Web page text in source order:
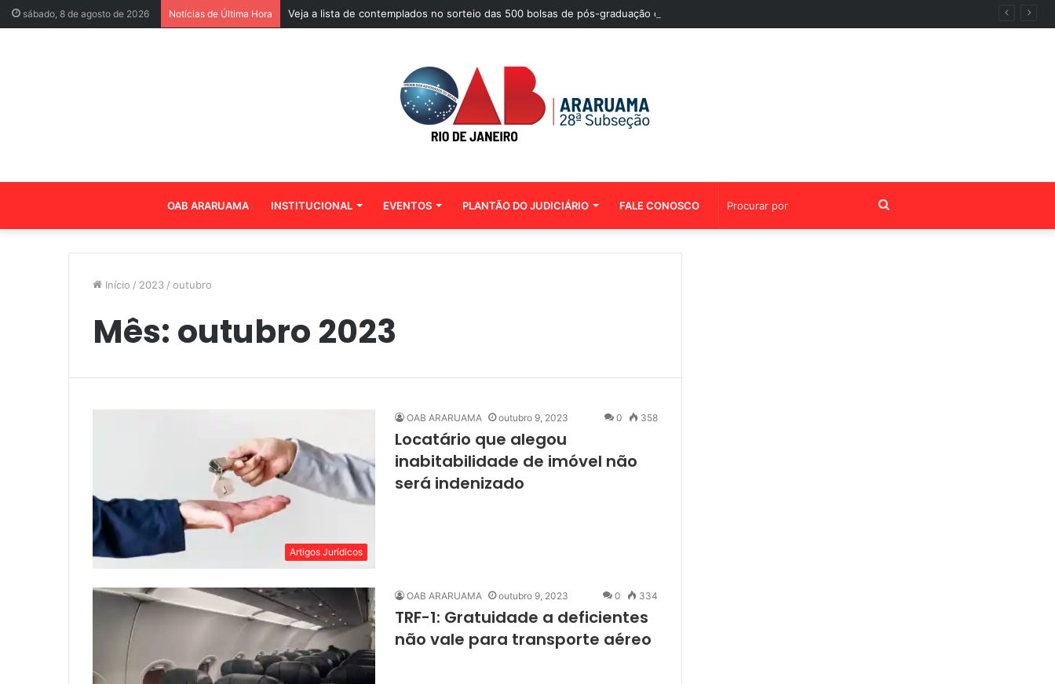
sábado, 8 de agosto de 2026 Notícias de Última Hora Veja a lista de contemplados no sorteio das 500 bolsas de pós-graduação da Mentoria da OABRJ
OAB ARARUAMA INSTITUCIONAL EVENTOS PLANTÃO DO JUDICIÁRIO FALE CONOSCO Procurar
Início / 2023 / outubro
Mês: outubro 2023
Artigos Jurídicos
OAB ARARUAMA outubro 9, 2023 0 358
Locatário que alegou
inabitabilidade de imóvel não
será indenizado
OAB ARARUAMA outubro 9, 2023 0 334
TRF-1: Gratuidade a deficientes
não vale para transporte aéreo